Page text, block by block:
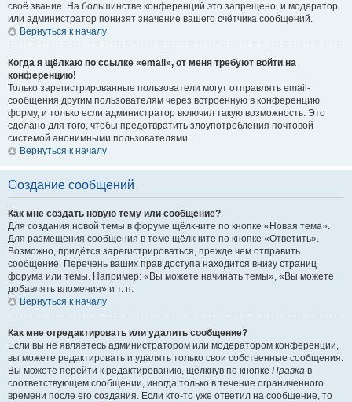
своё звание. На большинстве конференций это запрещено, и модератор
или администратор понизят значение вашего счётчика сообщений.
Вернуться к началу
Когда я щёлкаю по ссылке «email», от меня требуют войти на
конференцию!
Только зарегистрированные пользователи могут отправлять email-
сообщения другим пользователям через встроенную в конференцию
форму, и только если администратор включил такую возможность. Это
сделано для того, чтобы предотвратить злоупотребления почтовой
системой анонимными пользователями.
Вернуться к началу
Создание сообщений
Как мне создать новую тему или сообщение?
Для создания новой темы в форуме щёлкните по кнопке «Новая тема».
Для размещения сообщения в теме щёлкните по кнопке «Ответить».
Возможно, придётся зарегистрироваться, прежде чем отправить
сообщение. Перечень ваших прав доступа находится внизу страниц
форума или темы. Например: «Вы можете начинать темы», «Вы можете
добавлять вложения» и т. п.
Вернуться к началу
Как мне отредактировать или удалить сообщение?
Если вы не являетесь администратором или модератором конференции,
вы можете редактировать и удалять только свои собственные сообщения.
Вы можете перейти к редактированию, щёлкнув по кнопке Правка в
соответствующем сообщении, иногда только в течение ограниченного
времени после его создания. Если кто-то уже ответил на сообщение, то